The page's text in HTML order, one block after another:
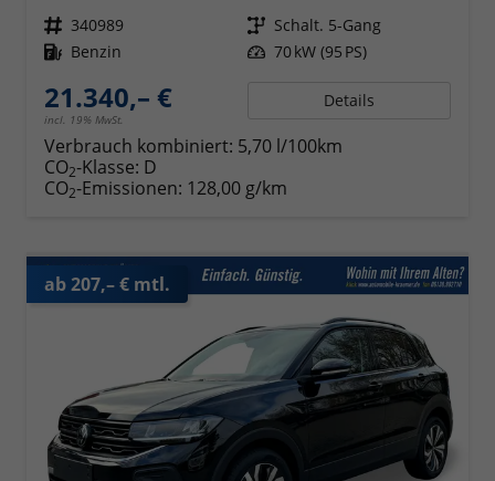
Fahrzeugnr. 340989 Getriebe Schalt. 5-Gang
Kraftstoff Benzin Leistung 70 kW (95 PS)
21.340,– €
incl. 19% MwSt.
Details
Verbrauch kombiniert: 5,70 l/100km
CO2-Klasse: D
CO2-Emissionen: 128,00 g/km
ab 207,– € mtl.